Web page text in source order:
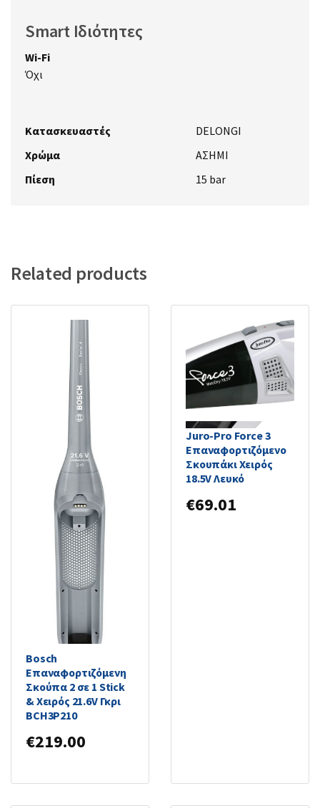
Smart Ιδιότητες
Wi-Fi
Όχι
Κατασκευαστές
DELONGI
Χρώμα
ΑΣΗΜΙ
Πίεση
15 bar
Related products
Bosch
Επαναφορτιζόμενη
Σκούπα 2 σε 1 Stick
& Χειρός 21.6V Γκρι
BCH3P210
€219.00
Juro-Pro Force 3
Επαναφορτιζόμενο
Σκουπάκι Χειρός
18.5V Λευκό
€69.01